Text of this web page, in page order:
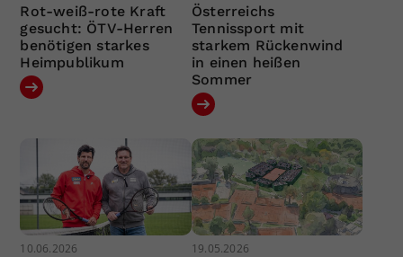
Rot-weiß-rote Kraft
gesucht: ÖTV-Herren
benötigen starkes
Heimpublikum
Österreichs
Tennissport mit
starkem Rückenwind
in einen heißen
Sommer
10.06.2026 19.05.2026